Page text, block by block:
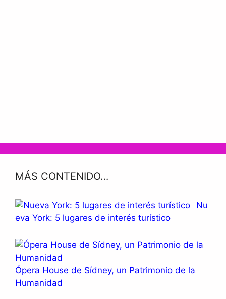
MÁS CONTENIDO…
Nu
eva York: 5 lugares de interés turístico
Ópera House de Sídney, un Patrimonio de la
Humanidad